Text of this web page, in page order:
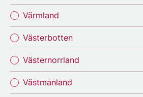
Värmland
Västerbotten
Västernorrland
Västmanland